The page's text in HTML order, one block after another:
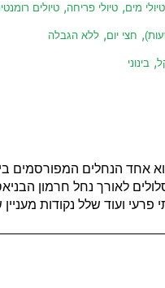
טיולי מים, טיולי פריחה, טיולים
, חצי יום, ללא הגבלה
, בינוני
לאורך נחל חרמון
פרעי ועוד שלל נקודות